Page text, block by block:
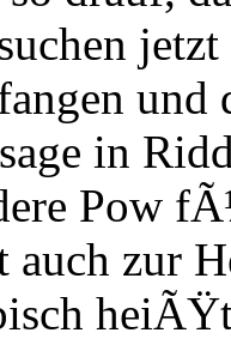
und
in
Pow
auch zur